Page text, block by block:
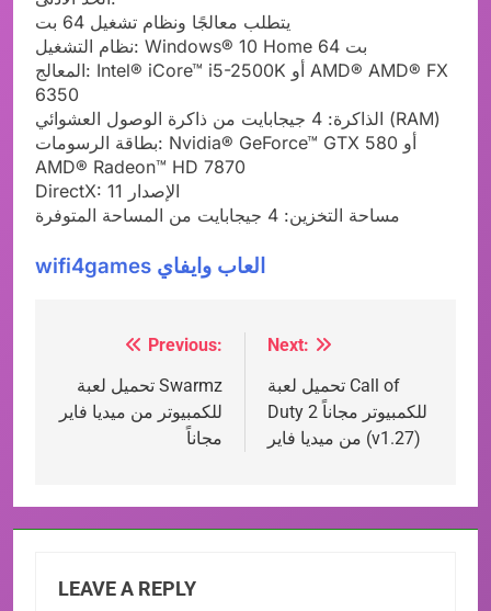
يتطلب معالجًا ونظام تشغيل 64 بت
نظام التشغيل: Windows® 10 Home 64 بت
المعالج: Intel® iCore™ i5-2500K أو AMD® AMD® FX
6350
الذاكرة: 4 جيجابايت من ذاكرة الوصول العشوائي (RAM)
بطاقة الرسومات: Nvidia® GeForce™ GTX 580 أو
AMD® Radeon™ HD 7870
DirectX: الإصدار 11
مساحة التخزين: 4 جيجابايت من المساحة المتوفرة
wifi4games العاب وايفاي
navigation
Previous:
تحميل لعبة Swarmz
للكمبيوتر من ميديا فاير
مجاناً
Next:
تحميل لعبة Call of
Duty 2 للكمبيوتر مجاناً
من ميديا فاير (v1.27)
LEAVE A REPLY